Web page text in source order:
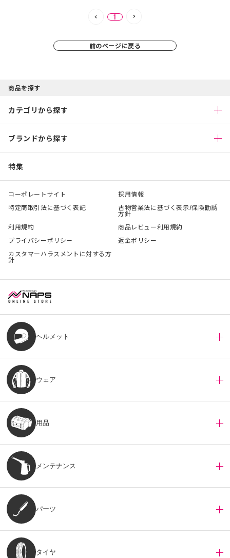
1
前のページに戻る
商品を探す
カテゴリから探す
ブランドから探す
特集
コーポレートサイト
採用情報
特定商取引法に基づく表記
古物営業法に基づく表示/保険勧誘
方針
利用規約
商品レビュー利用規約
プライバシーポリシー
返金ポリシー
カスタマーハラスメントに対する方
針
ヘルメット
ウェア
用品
メンテナンス
パーツ
タイヤ